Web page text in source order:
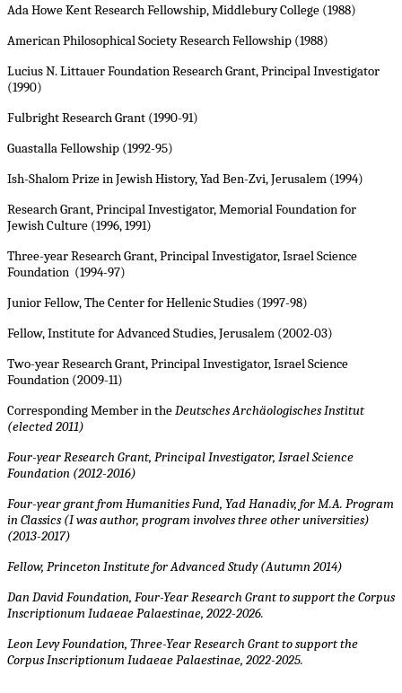
AdaHowe Kent Research Fellowship, Middlebury College (1988)
American Philosophical Society Research Fellowship (1988)
Lucius N. Littauer Foundation Research Grant, Principal Investigator
(1990)
Fulbright Research Grant (1990-91)
Guastalla Fellowship (1992-95)
Ish-Shalom Prize in Jewish History, Yad Ben-Zvi, Jerusalem (1994)
Research Grant, Principal Investigator, Memorial Foundation for
Jewish Culture (1996, 1991)
Three-year Research Grant, Principal Investigator, Israel Science
Foundation (1994-97)
Junior Fellow, The Center for Hellenic Studies (1997-98)
Fellow, Institute for Advanced Studies, Jerusalem (2002-03)
Two-year Research Grant, Principal Investigator, Israel Science
Foundation (2009-11)
Corresponding Member in theDeutsches Archäologisches Institut
(elected 2011)
Four-year Research Grant, Principal Investigator, Israel Science
Foundation (2012-2016)
Four-year grant from Humanities Fund, Yad Hanadiv, for M.A. Program
in Classics (I was author, program involves three other universities)
(2013-2017)
Fellow, Princeton Institute for Advanced Study (Autumn 2014)
Dan David Foundation, Four-Year Research Grant to support theCorpus
Inscriptionum Iudaeae Palaestinae, 2022-2026.
Leon Levy Foundation, Three-Year Research Grant to support the
Corpus Inscriptionum Iudaeae Palaestinae, 2022-2025.